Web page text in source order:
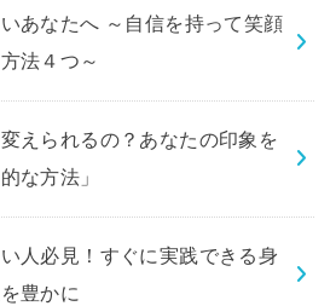
あなたへ ～自信を持って笑顔
法４つ～
えられるの？あなたの印象を
な方法」
人必見！すぐに実践できる身
豊かに